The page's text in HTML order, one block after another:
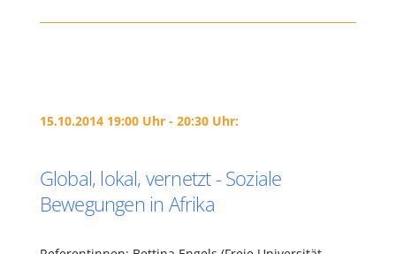
15.10.2014 19:00 Uhr - 20:30 Uhr:
Global, lokal, vernetzt - Soziale
Bewegungen in Afrika